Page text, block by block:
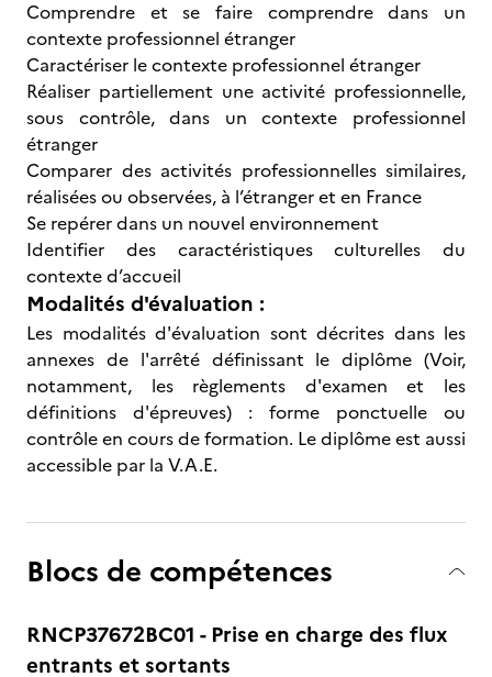
Comprendre et se faire comprendre dans un
contexte professionnel étranger
Caractériser le contexte professionnel étranger
Réaliser partiellement une activité professionnelle,
sous contrôle, dans un contexte professionnel
étranger
Comparer des activités professionnelles similaires,
réalisées ou observées, à l’étranger et en France
Se repérer dans un nouvel environnement
Identifier des caractéristiques culturelles du
contexte d’accueil
Modalités d'évaluation :
Les modalités d'évaluation sont décrites dans les
annexes de l'arrêté définissant le diplôme (Voir,
notamment, les règlements d'examen et les
définitions d'épreuves) : forme ponctuelle ou
contrôle en cours de formation. Le diplôme est aussi
accessible par la V.A.E.
Blocs de compétences
RNCP37672BC01 - Prise en charge des flux
entrants et sortants